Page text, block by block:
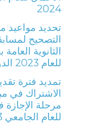
2024
تحديد
التصحيح
الثانوية
للعام 2023 الدورة العادية
تمديد فترة
الاشتراك في
مرحلة الإجازة
للعام الجامعي 2023 – 2024